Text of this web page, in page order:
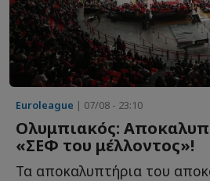
Euroleague | 07/08 - 23:10
Ολυμπιακός:
«ΣΕΦ του μέλλοντος»!